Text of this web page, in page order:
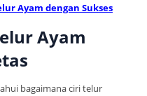
Ayam dengan Sukses
Ayam
bagaimana ciri telur